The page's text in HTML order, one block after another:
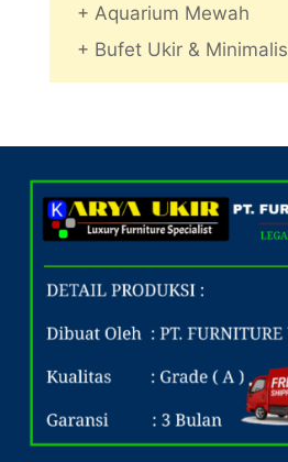
+ Aquarium Mewah
+ Bufet Ukir & Minimalis